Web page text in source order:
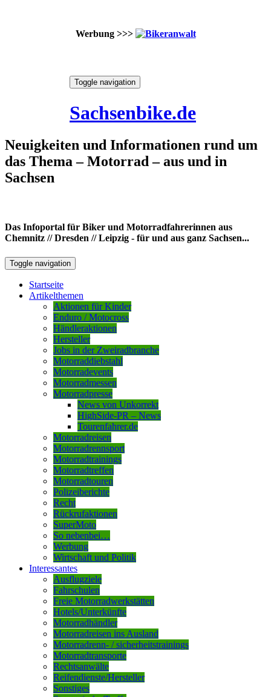
Werbung >>>
Toggle navigation
Sachsenbike.de
Neuigkeiten und Informationen rund um
das Thema – Motorrad – aus und in
Sachsen
Das Infoportal für Biker und Motorradfahrerinnen aus
Chemnitz // Dresden // Leipzig - für und aus ganz Sachsen...
Toggle navigation
Startseite
Artikelthemen
Aktionen für Kinder
Enduro / Motocross
Händleraktionen
Hersteller
Jobs in der Zweiradbranche
Motorraddiebstahl
Motorradevents
Motorradmessen
Motorradpresse
News von Unkorrekt
HighSide-PR – News
Tourenfahrer.de
Motorradreisen
Motorradrennsport
Motorradtrainings
Motorradtreffen
Motorradtouren
Polizeiberichte
Recht
Rückrufaktionen
SuperMoto
So nebenbei…
Werbung
Wirtschaft und Politik
Interessantes
Ausflugziele
Fahrschulen
Freie Motorradwerkstätten
Hotels/Unterkünfte
Motorradhändler
Motorradreisen ins Ausland
Motorradrenn- / sicherheitstrainings
Motorradtransporte
Rechtsanwälte
Reifendienste/Hersteller
Sonstiges